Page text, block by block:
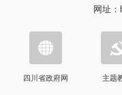
网址
四川省政府网 主题